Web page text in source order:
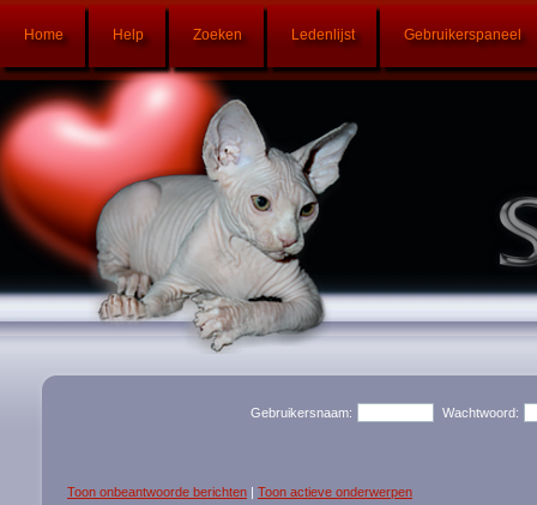
Home Help Zoeken Ledenlijst Gebruikerspaneel
Gebruikersnaam: Wachtwoord:
Toon onbeantwoorde berichten | Toon actieve onderwerpen